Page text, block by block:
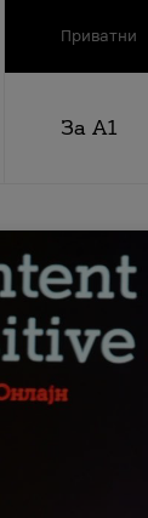
Приватни
За А1